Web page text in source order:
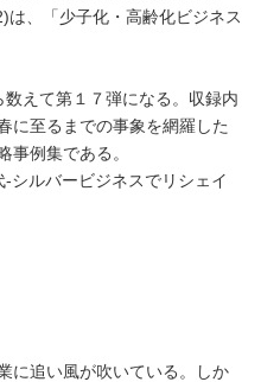
、「少子化・高齢化ビジネス
えて第１７弾になる。収録内
に至るまでの事象を網羅した
事例集である。
シルバービジネスでリシェイ
に追い風が吹いている。しか